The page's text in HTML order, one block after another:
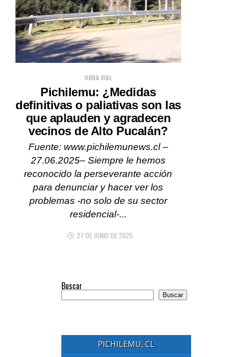
OBRA VIAL
Pichilemu: ¿Medidas
definitivas o paliativas son las
que aplauden y agradecen
vecinos de Alto Pucalán?
Fuente: www.pichilemunews.cl –
27.06.2025– Siempre le hemos
reconocido la perseverante acción
para denunciar y hacer ver los
problemas -no solo de su sector
residencial-...
27 DE JUNIO DE 2025
Buscar
Buscar
PICHILEMU, CL